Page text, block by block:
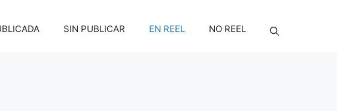
SIN PUBLICAR EN REEL NO REEL